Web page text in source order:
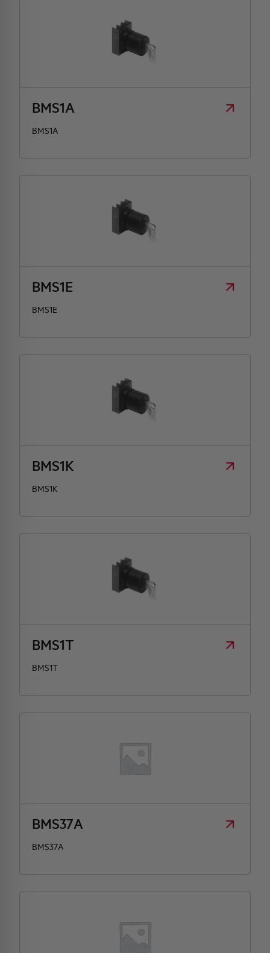
BMS1A
BMS1A
BMS1E
BMS1E
BMS1K
BMS1K
BMS1T
BMS1T
BMS37A
BMS37A